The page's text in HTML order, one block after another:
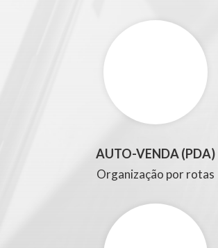
AUTO-VENDA (PDA)
Organização por rotas